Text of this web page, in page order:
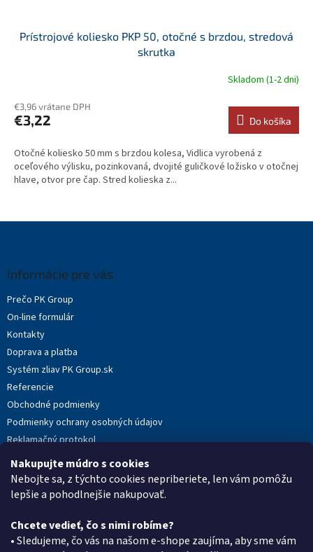
Nakupujte múdro s cookies
Nebojte sa, z týchto cookies nepriberiete, len vám pomôžu
lepšie a pohodlnejšie nakupovať.
Chcete vedieť, čo s nimi robíme?
• Sledujeme, čo vás na našom e-shope zaujíma, aby sme vám
Prístrojové koliesko PKP 50, otočné s brzdou, stredová
skrutka
Skladom (1-2 dni)
€3,96 vrátane DPH
€3,22 Do košíka
Otočné koliesko 50 mm s brzdou kolesa, Vidlica vyrobená z
oceľového výlisku, pozinkovaná, dvojité guličkové ložisko v otočnej
hlave, otvor pre čap. Stred kolieska z...
Informácie pre vás
Prečo PK Group
On-line formulár
Kontakty
Doprava a platba
Systém zliav PK Group.sk
Referencie
Obchodné podmienky
Podmienky ochrany osobných údajov
Reklamačný protokol
Novinky
Moja objednávka
Kontakt